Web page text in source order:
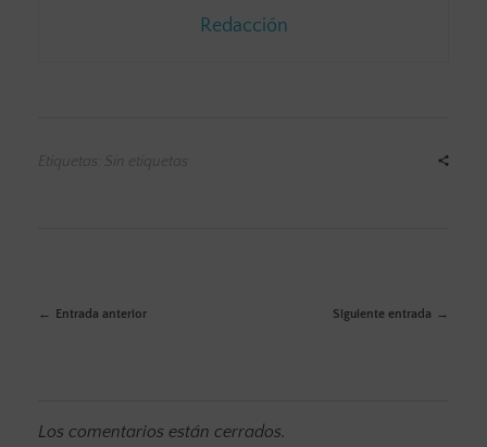
Redacción
Etiquetas: Sin etiquetas
Entrada anterior Siguiente entrada
Los comentarios están cerrados.